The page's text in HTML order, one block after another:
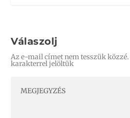
Válaszolj
Az e-mail címet nem tesszük közzé.
karakterrel jelöltük